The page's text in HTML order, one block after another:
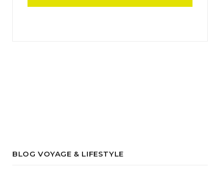
BLOG VOYAGE & LIFESTYLE